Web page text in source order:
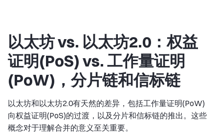
以太坊 vs. 以太坊2.0：权益
证明(PoS) vs. 工作量证明
(PoW)，分片链和信标链
以太坊和以太坊2.0有天然的差异，包括工作量证明(PoW)
向权益证明(PoS)的过渡，以及分片和信标链的推出。这些
概念对于理解合并的意义至关重要。